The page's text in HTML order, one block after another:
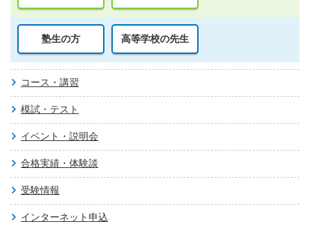
塾生の方 高等学校の先生
コース・講習
模試・テスト
イベント・説明会
合格実績・体験談
受験情報
インターネット申込